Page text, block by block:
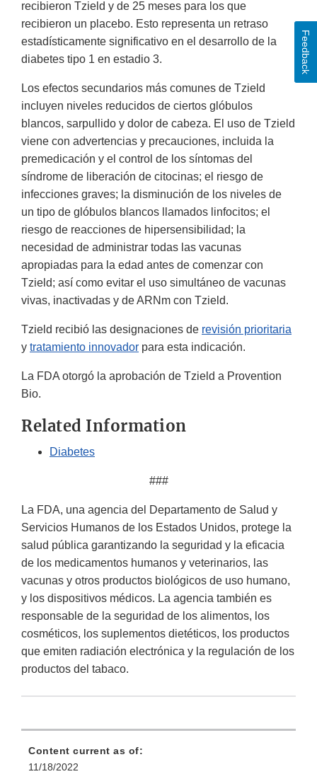
recibieron Tzield y de 25 meses para los que
recibieron un placebo. Esto representa un retraso
estadísticamente significativo en el desarrollo de la
diabetes tipo 1 en estadio 3.
Los efectos secundarios más comunes de Tzield
incluyen niveles reducidos de ciertos glóbulos
blancos, sarpullido y dolor de cabeza. El uso de Tzield
viene con advertencias y precauciones, incluida la
premedicación y el control de los síntomas del
síndrome de liberación de citocinas; el riesgo de
infecciones graves; la disminución de los niveles de
un tipo de glóbulos blancos llamados linfocitos; el
riesgo de reacciones de hipersensibilidad; la
necesidad de administrar todas las vacunas
apropiadas para la edad antes de comenzar con
Tzield; así como evitar el uso simultáneo de vacunas
vivas, inactivadas y de ARNm con Tzield.
Tzield recibió las designaciones de revisión prioritaria
y tratamiento innovador para esta indicación.
La FDA otorgó la aprobación de Tzield a Provention
Bio.
Related Information
Diabetes
###
La FDA, una agencia del Departamento de Salud y
Servicios Humanos de los Estados Unidos, protege la
salud pública garantizando la seguridad y la eficacia
de los medicamentos humanos y veterinarios, las
vacunas y otros productos biológicos de uso humano,
y los dispositivos médicos. La agencia también es
responsable de la seguridad de los alimentos, los
cosméticos, los suplementos dietéticos, los productos
que emiten radiación electrónica y la regulación de los
productos del tabaco.
Content current as of:
11/18/2022
Feedback